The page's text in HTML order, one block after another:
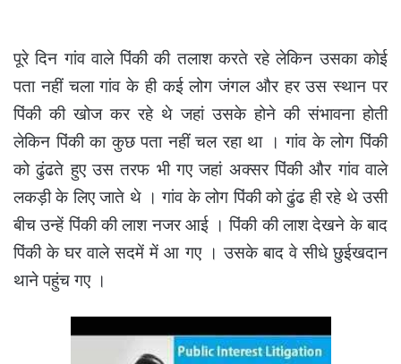
पूरे दिन गांव वाले पिंकी की तलाश करते रहे लेकिन उसका कोई
पता नहीं चला गांव के ही कई लोग जंगल और हर उस स्थान पर
पिंकी की खोज कर रहे थे जहां उसके होने की संभावना होती
लेकिन पिंकी का कुछ पता नहीं चल रहा था । गांव के लोग पिंकी
को ढुंढते हुए उस तरफ भी गए जहां अक्सर पिंकी और गांव वाले
लकड़ी के लिए जाते थे । गांव के लोग पिंकी को ढुंढ ही रहे थे उसी
बीच उन्हें पिंकी की लाश नजर आई । पिंकी की लाश देखने के बाद
पिंकी के घर वाले सदमें में आ गए । उसके बाद वे सीधे छुईखदान
थाने पहुंच गए ।